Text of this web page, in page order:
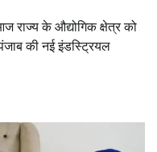
के औद्योगिक क्षेत्र को
की नई इंडस्ट्रियल